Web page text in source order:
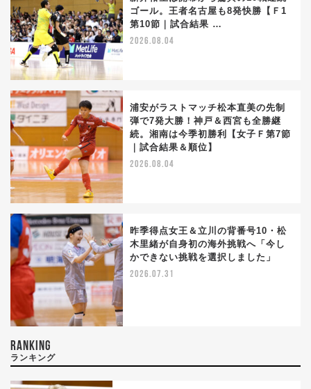
ゴール。王者名古屋も8発快勝【Ｆ1
第10節｜試合結果 …
2026.08.04
浦安がラストマッチ松本直美の先制
弾で7発大勝！神戸＆西宮も全勝継
続。湘南は今季初勝利【女子Ｆ第7節
｜試合結果＆順位】
2026.08.04
昨季得点女王＆立川の背番号10・松
木里緒が自身初の海外挑戦へ「今し
かできない挑戦を選択しました」
2026.07.31
RANKING
ランキング